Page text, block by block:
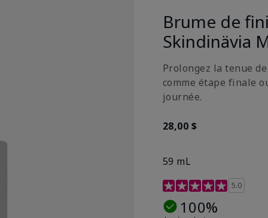
Brume de
Skindinävia
Prolongez la tenue
comme étape finale
journée.
28,00 $
59 mL
Évaluation des clientes
5.0
100%